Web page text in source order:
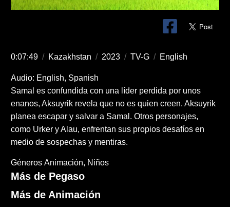
0:07:49 / Kazakhstan / 2023 / TV-G / English
Audio: English, Spanish
Samal es confundida con una líder perdida por unos
enanos, Aksuyrik revela que no es quien creen. Aksuyrik
planea escapar y salvar a Samal. Otros personajes,
como Urker y Alau, enfrentan sus propios desafíos en
medio de sospechas y mentiras.
Géneros Animación Niños
Más de Pegaso
Más de Animación